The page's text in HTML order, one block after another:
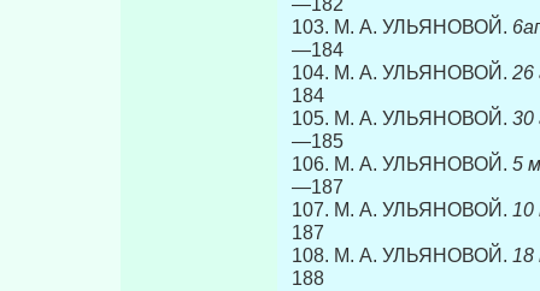
103. М. А. УЛЬЯНОВОЙ.
—184
104. М. А. УЛЬЯНОВОЙ. 26
184
105. М. А. УЛЬЯНОВОЙ. 30
—185
106. М. А. УЛЬЯНОВОЙ. 5
—187
107. М. А. УЛЬЯНОВОЙ. 10
187
108. М. А. УЛЬЯНОВОЙ. 18
188